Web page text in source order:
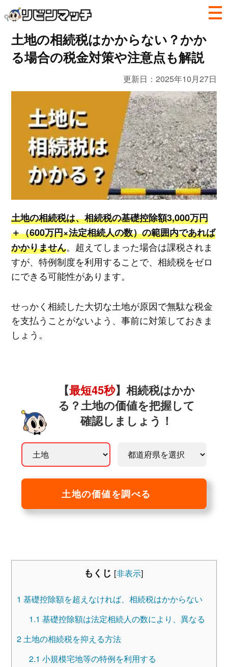
土地の相続税はかからない？かか
る場合の税金対策や注意点も解説
更新日：2025年10月27日
土地の相続税は、相続税の基礎控除額3,000万円
＋（600万円×法定相続人の数）の範囲内であれば
かかりません。超えてしまった場合は課税されま
すが、特例制度を利用することで、相続税をゼロ
にできる可能性があります。
せっかく相続した大切な土地が原因で無駄な税金
を支払うことがないよう、事前に対策しておきま
しょう。
【最短45秒】相続税はかか
る？土地の価値を把握して
確認しましょう！
土地の価値を調べる
もくじ [非表示]
1 基礎控除額を超えなければ、相続税はかからない
1.1 基礎控除額は法定相続人の数により、異なる
2土地の相続税を抑える方法
2.1 小規模宅地等の特例を利用する